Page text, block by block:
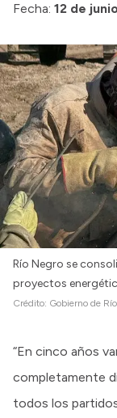
Fecha: 12 de
Río Negro se
proyectos
Crédito: Gobierno de
“En cinco años
completamente
todos los